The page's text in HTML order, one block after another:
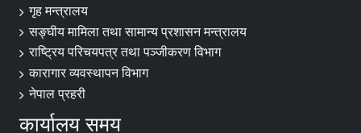
गृह मन्त्रालय
सङ्घीय मामिला तथा सामान्य प्रशासन मन्त्रालय
राष्ट्रिय परिचयपत्र तथा पञ्जीकरण विभाग
कारागार व्यवस्थापन विभाग
नेपाल प्रहरी
कार्यालय समय